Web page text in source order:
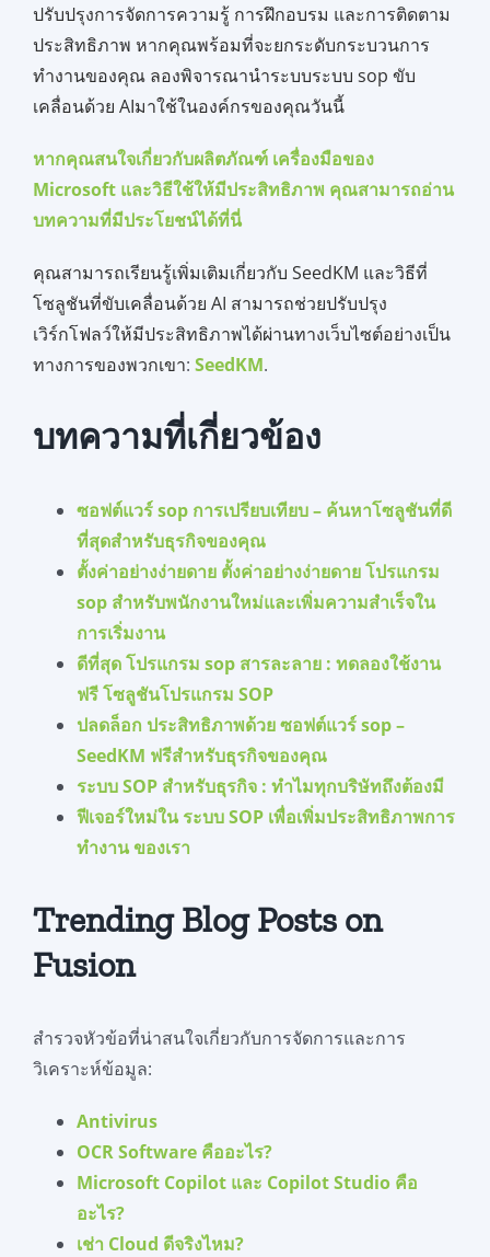
ปรับปรุงการจัดการความรู้ การฝึกอบรม และการติดตาม
ประสิทธิภาพ หากคุณพร้อมที่จะยกระดับกระบวนการ
ทำงานของคุณ ลองพิจารณานำระบบระบบ sop ขับ
เคลื่อนด้วย AIมาใช้ในองค์กรของคุณวันนี้
หากคุณสนใจเกี่ยวกับผลิตภัณฑ์ เครื่องมือของ
Microsoft และวิธีใช้ให้มีประสิทธิภาพ คุณสามารถอ่าน
บทความที่มีประโยชน์ได้ที่นี่
คุณสามารถเรียนรู้เพิ่มเติมเกี่ยวกับ SeedKM และวิธีที่
โซลูชันที่ขับเคลื่อนด้วย AI สามารถช่วยปรับปรุง
เวิร์กโฟลว์ให้มีประสิทธิภาพได้ผ่านทางเว็บไซต์อย่างเป็น
ทางการของพวกเขา: SeedKM.
บทความที่เกี่ยวข้อง
ซอฟต์แวร์ sop การเปรียบเทียบ – ค้นหาโซลูชันที่ดี
ที่สุดสำหรับธุรกิจของคุณ
ตั้งค่าอย่างง่ายดาย ตั้งค่าอย่างง่ายดาย โปรแกรม
sop สำหรับพนักงานใหม่และเพิ่มความสำเร็จใน
การเริ่มงาน
ดีที่สุด โปรแกรม sop สารละลาย : ทดลองใช้งาน
ฟรี โซลูชันโปรแกรม SOP
ปลดล็อก ประสิทธิภาพด้วย ซอฟต์แวร์ sop –
SeedKM ฟรีสำหรับธุรกิจของคุณ
ระบบ SOP สำหรับธุรกิจ : ทำไมทุกบริษัทถึงต้องมี
ฟีเจอร์ใหม่ใน ระบบ SOP เพื่อเพิ่มประสิทธิภาพการ
ทำงาน ของเรา
Trending Blog Posts on
Fusion
สำรวจหัวข้อที่น่าสนใจเกี่ยวกับการจัดการและการ
วิเคราะห์ข้อมูล:
Antivirus
OCR Software คืออะไร?
Microsoft Copilot และ Copilot Studio คือ
อะไร?
เช่า Cloud ดีจริงไหม?